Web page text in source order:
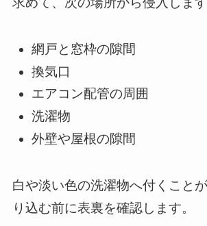
網戸と窓枠の隙間
換気口
エアコン配管の周囲
洗濯物
外壁や屋根の隙間
白や淡い色の洗濯物へ付くこと
り込む前に表裏を確認します。